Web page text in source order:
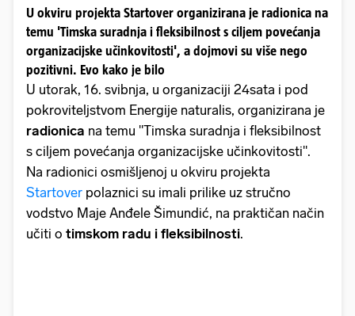
U okviru projekta Startover organizirana je radionica na
temu 'Timska suradnja i fleksibilnost s ciljem povećanja
organizacijske učinkovitosti', a dojmovi su više nego
pozitivni. Evo kako je bilo
U utorak, 16. svibnja, u organizaciji 24sata i pod
pokroviteljstvom Energije naturalis, organizirana je
radionica na temu "Timska suradnja i fleksibilnost
s ciljem povećanja organizacijske učinkovitosti".
Na radionici osmišljenoj u okviru projekta
Startover polaznici su imali prilike uz stručno
vodstvo Maje Anđele Šimundić, na praktičan način
učiti o timskom radu i fleksibilnosti.